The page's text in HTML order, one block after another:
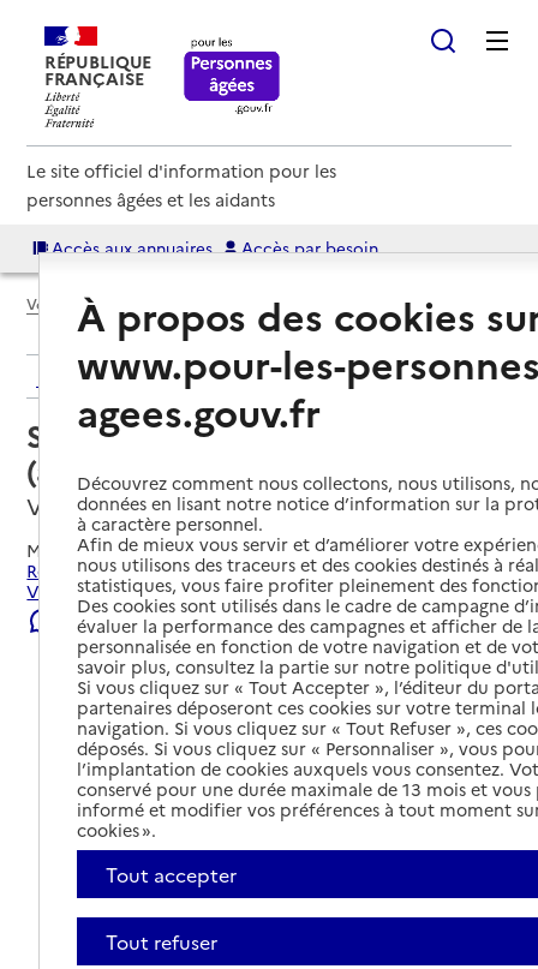
RÉPUBLIQUE
FRANÇAISE
Le site officiel d'information pour les
personnes âgées et les aidants
Accès aux annuaires Accès par besoin
Voir le fil d’Ariane
Retour aux résultats de l'annuaire
Service autonomie à domicile
(aide) – ADAR Flandre Métropole
Villeneuve-d'Ascq, NORD
Mis à jour le09/08/2026
Rechercher les établissements et services autour de
Villeneuve-d'Ascq.
Signaler une erreur
À propos des cookies
www.pour-les-
agees.gouv.fr
Découvrez comment nous collectons, nous utilisons,
données en lisant notre notice d’information sur la
à caractère personnel.
Afin de mieux vous servir et d’améliorer votre
nous utilisons des traceurs et des cookies destinés à
statistiques, vous faire profiter pleinement des
Des cookies sont utilisés dans le cadre de campagne
évaluer la performance des campagnes et afficher de
personnalisée en fonction de votre navigation et de
savoir plus, consultez la partie sur notre politique
Si vous cliquez sur « Tout Accepter », l’éditeur du
partenaires déposeront ces cookies sur votre terminal
navigation. Si vous cliquez sur « Tout Refuser », ces
déposés. Si vous cliquez sur « Personnaliser », vous
l’implantation de cookies auxquels vous consentez.
conservé pour une durée maximale de 13 mois et
informé et modifier vos préférences à tout moment
cookies ».
Tout accepter
Tout refuser